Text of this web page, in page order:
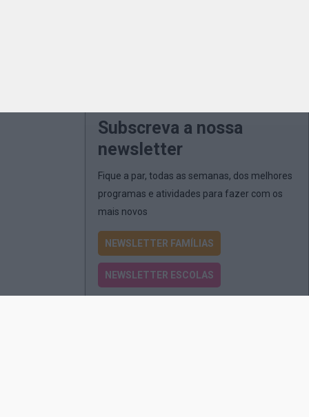
Subscreva a nossa
newsletter
Fique a par, todas as semanas, dos melhores
programas e atividades para fazer com os
mais novos
NEWSLETTER FAMÍLIAS
NEWSLETTER ESCOLAS